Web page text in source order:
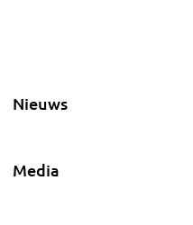
Nieuws
Media